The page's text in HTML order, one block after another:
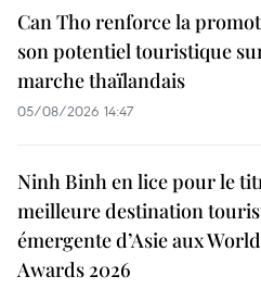
Can Tho renforce la
son potentiel touristique
marche thaïlandais
05/08/2026 14:47
Ninh Binh en lice pour le
meilleure destination
émergente d’Asie aux
Awards 2026